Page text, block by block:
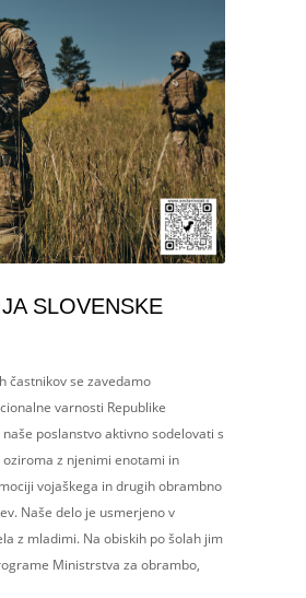
SLOVENSKE
častnikov se zavedamo
varnosti Republike
poslanstvo aktivno sodelovati s
oziroma z njenimi enotami in
vojaškega in drugih obrambno
Naše delo je usmerjeno v
z mladimi. Na obiskih po šolah jim
Ministrstva za obrambo,